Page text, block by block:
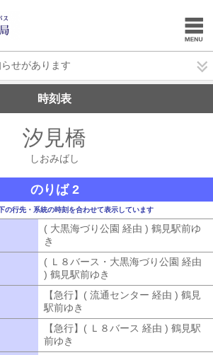
せがあります
時刻表
汐見橋
しおみばし
のりば 2
の行先・系統の時刻を合わせて表示しています
( 大黒海づり公園 経由 ) 鶴見駅前ゆ
き
( Ｌ８バース・大黒海づり公園 経由
) 鶴見駅前ゆき
【急行】( 流通センター 経由 ) 鶴見
駅前ゆき
【急行】( Ｌ８バース 経由 ) 鶴見駅
前ゆき